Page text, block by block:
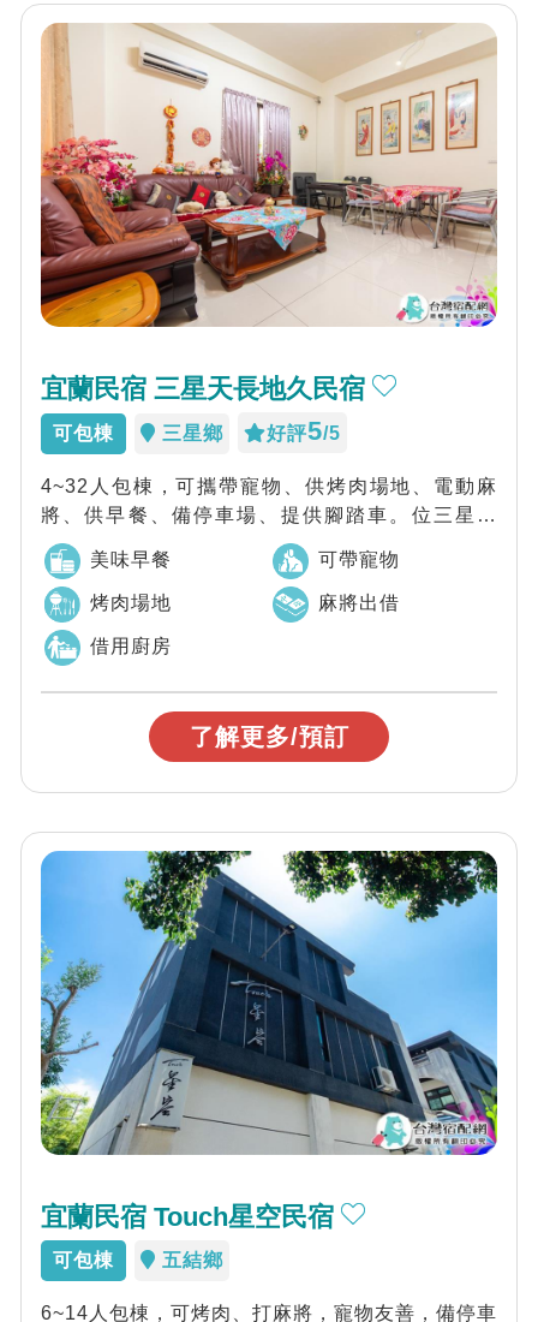
宜蘭民宿 三星天長地久民宿
可包棟 三星鄉 好評5/5
4~32人包棟，可攜帶寵物、供烤肉場地、電動麻
將、供早餐、備停車場、提供腳踏車。位三星市
區、近太平山
美味早餐 可帶寵物
烤肉場地 麻將出借
借用廚房
了解更多/預訂
宜蘭民宿 Touch星空民宿
可包棟 五結鄉
6~14人包棟，可烤肉、打麻將，寵物友善，備停車